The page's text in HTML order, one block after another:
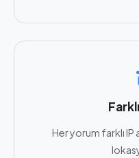
Her yorum farklı IP